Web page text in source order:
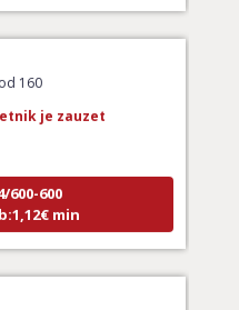
je zauzet
600
min